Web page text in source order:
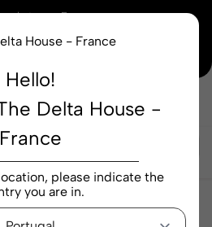
House - France
Hello!
Delta House -
France
please indicate the
you are in.
achetez en France
encore ses derniers détails. Merci de votre